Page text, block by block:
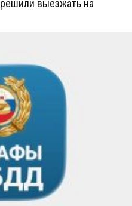
выезжать на